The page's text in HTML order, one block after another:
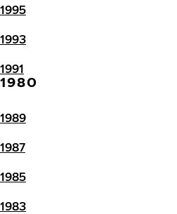
1995
1993
1991
1980
1989
1987
1985
1983